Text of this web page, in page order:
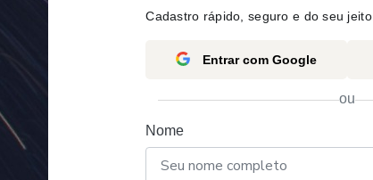
Cadastro rápido, seguro e do seu jeito.
Entrar com Google
ou
Nome